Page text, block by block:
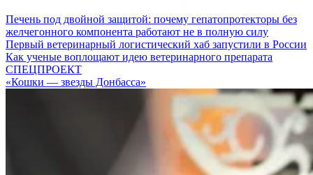
Печень под двойной защитой: почему гепатопротекторы без
желчегонного компонента работают не в полную силу
Первый ветеринарный логистический хаб запустили в России
Как ученые воплощают идею ветеринарного препарата
СПЕЦПРОЕКТ
«Кошки — звезды Донбасса»